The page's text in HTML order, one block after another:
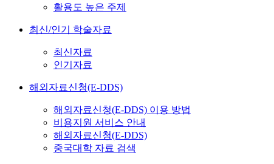
활용도 높은 주제
최신/인기 학술자료
최신자료
인기자료
해외자료신청(E-DDS)
해외자료신청(E-DDS) 이용 방법
비용지원 서비스 안내
해외자료신청(E-DDS)
중국대학 자료 검색